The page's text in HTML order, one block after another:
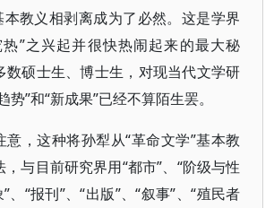
本教义相剥离成为了必然。这是学界
”之兴起并很快热闹起来的最大秘
数硕士生、博士生，对现当代文学研
势”和“新成果”已经不算陌生罢。
意，这种将孙犁从“革命文学”基本教
，与目前研究界用“都市”、“阶级与性
、“报刊”、“出版”、“叙事”、“殖民者